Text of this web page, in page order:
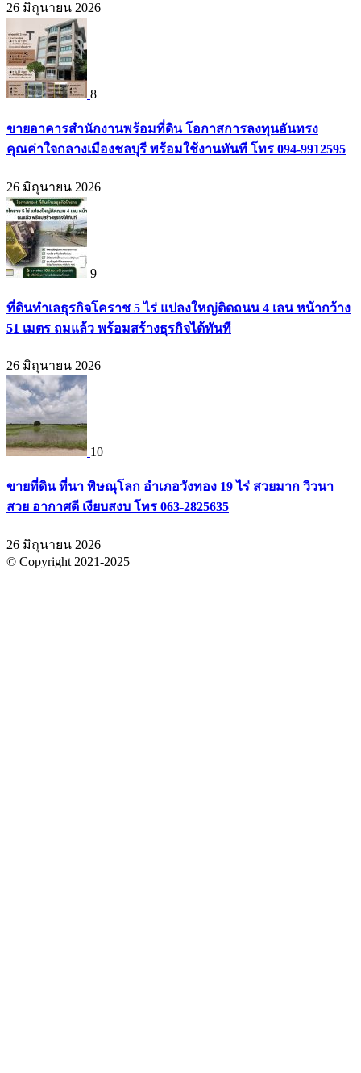
26 มิถุนายน 2026
8
ขายอาคารสำนักงานพร้อมที่ดิน โอกาสการลงทุนอันทรง
คุณค่าใจกลางเมืองชลบุรี พร้อมใช้งานทันที โทร 094-9912595
26 มิถุนายน 2026
9
ที่ดินทำเลธุรกิจโคราช 5 ไร่ แปลงใหญ่ติดถนน 4 เลน หน้ากว้าง
51 เมตร ถมแล้ว พร้อมสร้างธุรกิจได้ทันที
26 มิถุนายน 2026
10
ขายที่ดิน ที่นา พิษณุโลก อำเภอวังทอง 19 ไร่ สวยมาก วิวนา
สวย อากาศดี เงียบสงบ โทร 063-2825635
26 มิถุนายน 2026
© Copyright 2021-2025